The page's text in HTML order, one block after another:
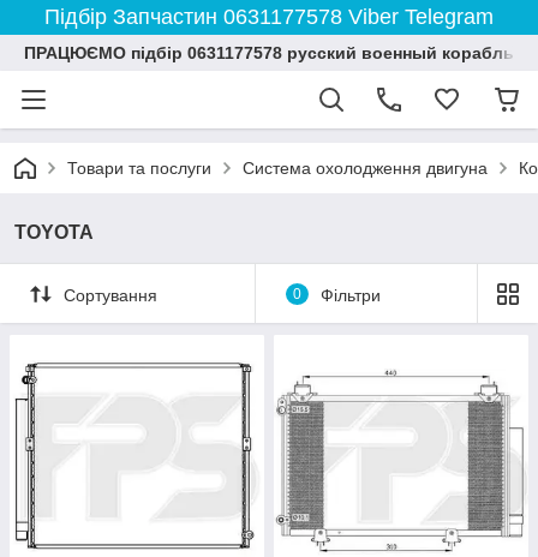
Підбір Запчастин 0631177578 Viber Telegram
ПРАЦЮЄМО підбір 0631177578 русский военный корабль
Товари та послуги Система охолодження двигуна
TOYOTA
Сортування 0 Фільтри